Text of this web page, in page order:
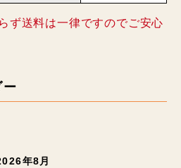
ず送料は一律ですのでご安心
ー
年8月